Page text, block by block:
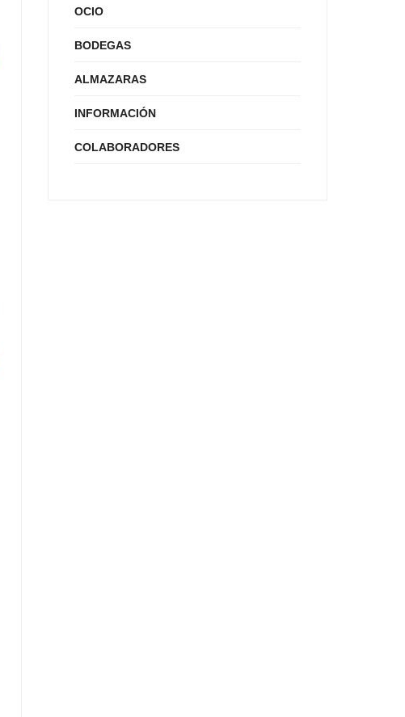
OCIO
BODEGAS
ALMAZARAS
INFORMACIÓN
COLABORADORES